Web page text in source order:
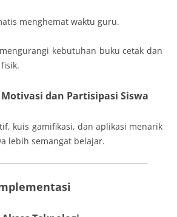
menghemat waktu guru.
kebutuhan buku cetak dan
dan Partisipasi Siswa
kuis gamifikasi, dan aplikasi menarik
lebih semangat belajar.